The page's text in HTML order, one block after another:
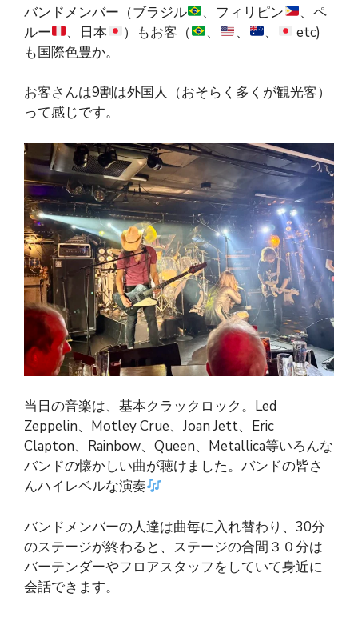
バンドメンバー（ブラジル 、フィリピン
、ペ
ルー
、日本 ）もお客（ 、 、 、
etc)
も国際色豊か。
お客さんは9割は外国人（おそらく多くが観光客）
って感じです。
当日の音楽は、基本クラックロック。Led
Zeppelin、Motley Crue、Joan Jett、Eric
Clapton、Rainbow、Queen、Metallica等いろんな
バンドの懐かしい曲が聴けました。バンドの皆さ
んハイレベルな演奏
バンドメンバーの人達は曲毎に入れ替わり、30分
のステージが終わると、ステージの合間３０分は
バーテンダーやフロアスタッフをしていて身近に
会話できます。